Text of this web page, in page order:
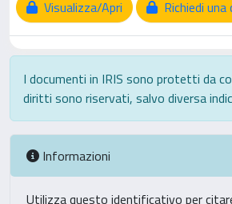
Visualizza/Apri
Richiedi una
I documenti in IRIS sono protetti da
diritti sono riservati, salvo diversa
Informazioni
Utilizza questo identificativo per